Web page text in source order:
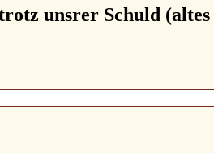
unsrer Schuld (altes